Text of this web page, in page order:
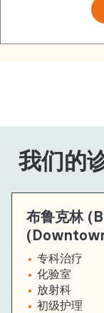
我们的
布鲁克林
专科治疗
化验室
放射科
初级护理